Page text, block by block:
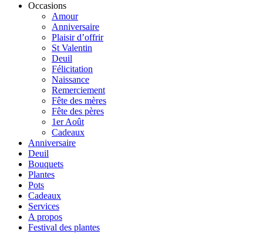
Occasions
Amour
Anniversaire
Plaisir d’offrir
St Valentin
Deuil
Félicitation
Naissance
Remerciement
Fête des mères
Fête des pères
1er Août
Cadeaux
Anniversaire
Deuil
Bouquets
Plantes
Pots
Cadeaux
Services
A propos
Festival des plantes